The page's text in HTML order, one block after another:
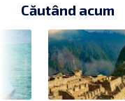
Căutând acum